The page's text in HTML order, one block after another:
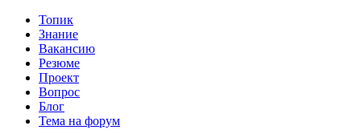
Топик
Знание
Вакансию
Резюме
Проект
Вопрос
Блог
Тема на форум